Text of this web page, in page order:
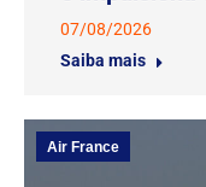
07/08/2026
Saiba mais
Air France